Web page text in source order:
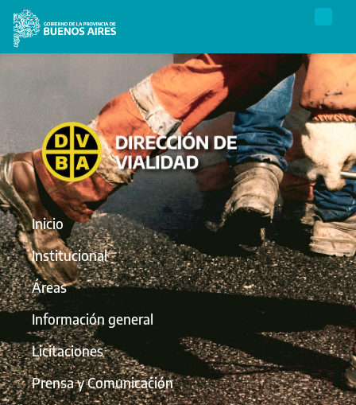
Inicio
Institucional
Áreas
Información general
Licitaciones
Prensa y Comunicación